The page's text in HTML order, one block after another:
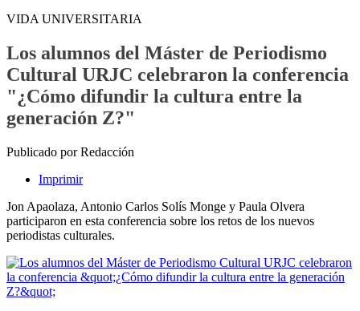
VIDA UNIVERSITARIA
Los alumnos del Máster de Periodismo
Cultural URJC celebraron la conferencia
"¿Cómo difundir la cultura entre la
generación Z?"
Publicado por Redacción
Imprimir
Jon Apaolaza, Antonio Carlos Solís Monge y Paula Olvera
participaron en esta conferencia sobre los retos de los nuevos
periodistas culturales.